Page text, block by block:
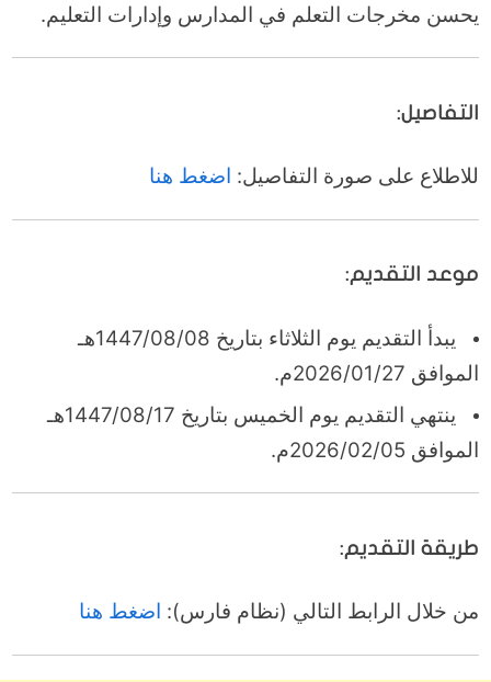
يحسن مخرجات التعلم في المدارس وإدارات التعليم.
التفاصيل:
للاطلاع على صورة التفاصيل: اضغط هنا
موعد التقديم:
يبدأ التقديم يوم الثلاثاء بتاريخ 1447/08/08هـ
الموافق 2026/01/27م.
ينتهي التقديم يوم الخميس بتاريخ 1447/08/17هـ
الموافق 2026/02/05م.
طريقة التقديم:
من خلال الرابط التالي (نظام فارس): اضغط هنا